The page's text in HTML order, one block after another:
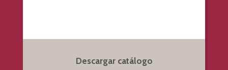
Descargar catálogo